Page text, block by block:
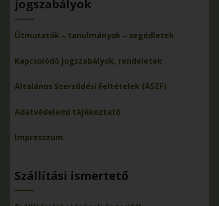
jogszabályok
Útmutatók – tanulmányok – segédletek
Kapcsolódó jogszabályok, rendeletek
Általános Szerződési Feltételek (ÁSZF)
Adatvédelemi tájékoztató
Impresszum
Szállítási ismertető